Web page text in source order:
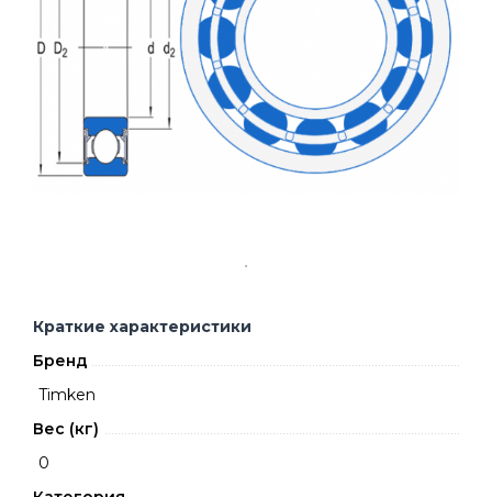
Краткие характеристики
Бренд
Timken
Вес (кг)
0